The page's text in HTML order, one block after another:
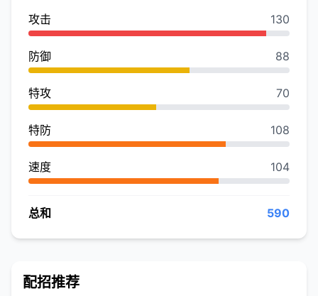
攻击 130
防御 88
特攻 70
特防 108
速度 104
总和 590
配招推荐